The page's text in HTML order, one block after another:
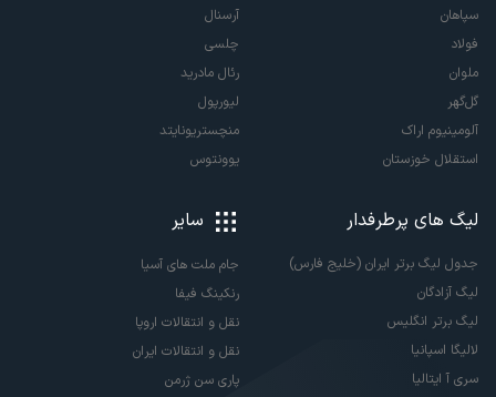
سپاهان
فولاد
ملوان
گل‌گهر
آلومینیوم اراک
استقلال خوزستان
آرسنال
چلسی
رئال مادرید
لیورپول
منچستریونایتد
یوونتوس
لیگ های پرطرفدار
جدول لیگ برتر ایران (خلیج فارس)
لیگ آزادگان
لیگ برتر انگلیس
لالیگا اسپانیا
سری آ ایتالیا
سایر
جام ملت های آسیا
رنکینگ فیفا
نقل و انتقالات اروپا
نقل و انتقالات ایران
پاری سن ژرمن